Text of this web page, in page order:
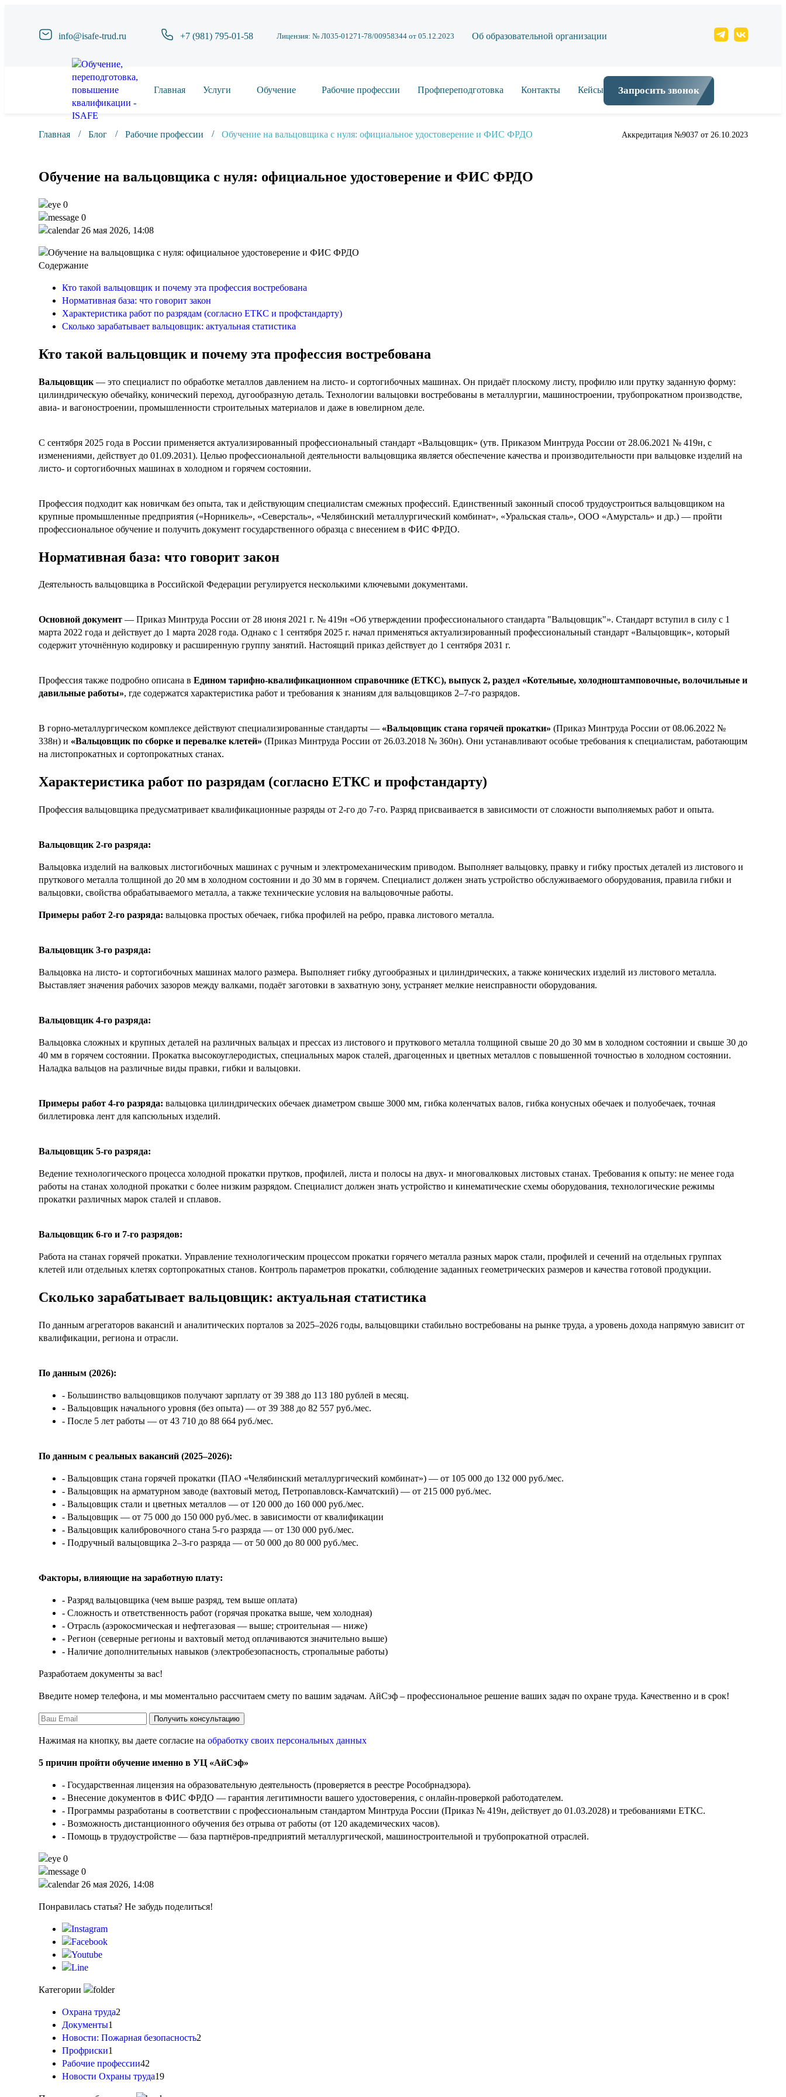
info@isafe-trud.ru +7 (981) 795-01-58 Лицензия: № Л035-01271-78/00958344 от 05.12.2023 Об образовательной организации
Главная Услуги Обучение Рабочие профессии Профпереподготовка Контакты Кейсы Запросить звонок
Главная Блог Рабочие профессии Обучение на вальцовщика с нуля: официальное удостоверение и ФИС ФРДО Аккредитация №9037 от 26.10.2023
Обучение на вальцовщика с нуля: официальное удостоверение и ФИС ФРДО
0
0
26 мая 2026, 14:08
Содержание
Кто такой вальцовщик и почему эта профессия востребована
Нормативная база: что говорит закон
Характеристика работ по разрядам (согласно ЕТКС и профстандарту)
Сколько зарабатывает вальцовщик: актуальная статистика
Кто такой вальцовщик и почему эта профессия востребована
Вальцовщик— это специалист по обработке металлов давлением на листо- и сортогибочных машинах. Он придаёт плоскому листу, профилю или прутку заданную форму:
цилиндрическую обечайку, конический переход, дугообразную деталь. Технологии вальцовки востребованы в металлургии, машиностроении, трубопрокатном производстве,
авиа- и вагоностроении, промышленности строительных материалов и даже в ювелирном деле.
С сентября 2025 года в России применяется актуализированный профессиональный стандарт «Вальцовщик» (утв. Приказом Минтруда России от 28.06.2021 № 419н, с
изменениями, действует до 01.09.2031). Целью профессиональной деятельности вальцовщика является обеспечение качества и производительности при вальцовке изделий на
листо- и сортогибочных машинах в холодном и горячем состоянии.
Профессия подходит как новичкам без опыта, так и действующим специалистам смежных профессий. Единственный законный способ трудоустроиться вальцовщиком на
крупные промышленные предприятия («Норникель», «Северсталь», «Челябинский металлургический комбинат», «Уральская сталь», ООО «Амурсталь» и др.) — пройти
профессиональное обучение и получить документ государственного образца с внесением в ФИС ФРДО.
Нормативная база: что говорит закон
Деятельность вальцовщика в Российской Федерации регулируется несколькими ключевыми документами.
Основной документ— Приказ Минтруда России от 28 июня 2021 г. № 419н «Об утверждении профессионального стандарта "Вальцовщик"». Стандарт вступил в силу с 1
марта 2022 года и действует до 1 марта 2028 года. Однако с 1 сентября 2025 г. начал применяться актуализированный профессиональный стандарт «Вальцовщик», который
содержит уточнённую кодировку и расширенную группу занятий. Настоящий приказ действует до 1 сентября 2031 г.
Профессия также подробно описана в Едином тарифно-квалификационном справочнике (ЕТКС), выпуск 2, раздел «Котельные, холодноштамповочные, волочильные и
давильные работы», где содержатся характеристика работ и требования к знаниям для вальцовщиков 2–7-го разрядов.
В горно-металлургическом комплексе действуют специализированные стандарты — «Вальцовщик стана горячей прокатки» (Приказ Минтруда России от 08.06.2022 №
338н) и «Вальцовщик по сборке и перевалке клетей» (Приказ Минтруда России от 26.03.2018 № 360н). Они устанавливают особые требования к специалистам, работающим
на листопрокатных и сортопрокатных станах.
Характеристика работ по разрядам (согласно ЕТКС и профстандарту)
Профессия вальцовщика предусматривает квалификационные разряды от 2-го до 7-го. Разряд присваивается в зависимости от сложности выполняемых работ и опыта.
Вальцовщик 2-го разряда:
Вальцовка изделий на валковых листогибочных машинах с ручным и электромеханическим приводом. Выполняет вальцовку, правку и гибку простых деталей из листового и
пруткового металла толщиной до 20 мм в холодном состоянии и до 30 мм в горячем. Специалист должен знать устройство обслуживаемого оборудования, правила гибки и
вальцовки, свойства обрабатываемого металла, а также технические условия на вальцовочные работы.
Примеры работ 2-го разряда: вальцовка простых обечаек, гибка профилей на ребро, правка листового металла.
Вальцовщик 3-го разряда:
Вальцовка на листо- и сортогибочных машинах малого размера. Выполняет гибку дугообразных и цилиндрических, а также конических изделий из листового металла.
Выставляет значения рабочих зазоров между валками, подаёт заготовки в захватную зону, устраняет мелкие неисправности оборудования.
Вальцовщик 4-го разряда:
Вальцовка сложных и крупных деталей на различных вальцах и прессах из листового и пруткового металла толщиной свыше 20 до 30 мм в холодном состоянии и свыше 30 до
40 мм в горячем состоянии. Прокатка высокоуглеродистых, специальных марок сталей, драгоценных и цветных металлов с повышенной точностью в холодном состоянии.
Наладка вальцов на различные виды правки, гибки и вальцовки.
Примеры работ 4-го разряда: вальцовка цилиндрических обечаек диаметром свыше 3000 мм, гибка коленчатых валов, гибка конусных обечаек и полуобечаек, точная
биллетировка лент для капсюльных изделий.
Вальцовщик 5-го разряда:
Ведение технологического процесса холодной прокатки прутков, профилей, листа и полосы на двух- и многовалковых листовых станах. Требования к опыту: не менее года
работы на станах холодной прокатки с более низким разрядом. Специалист должен знать устройство и кинематические схемы оборудования, технологические режимы
прокатки различных марок сталей и сплавов.
Вальцовщик 6-го и 7-го разрядов:
Работа на станах горячей прокатки. Управление технологическим процессом прокатки горячего металла разных марок стали, профилей и сечений на отдельных группах
клетей или отдельных клетях сортопрокатных станов. Контроль параметров прокатки, соблюдение заданных геометрических размеров и качества готовой продукции.
Сколько зарабатывает вальцовщик: актуальная статистика
По данным агрегаторов вакансий и аналитических порталов за 2025–2026 годы, вальцовщики стабильно востребованы на рынке труда, а уровень дохода напрямую зависит от
квалификации, региона и отрасли.
По данным (2026):
- Большинство вальцовщиков получают зарплату от 39 388 до 113 180 рублей в месяц.
- Вальцовщик начального уровня (без опыта) — от 39 388 до 82 557 руб./мес.
- После 5 лет работы — от 43 710 до 88 664 руб./мес.
По данным с реальных вакансий (2025–2026):
- Вальцовщик стана горячей прокатки (ПАО «Челябинский металлургический комбинат») — от 105 000 до 132 000 руб./мес.
- Вальцовщик на арматурном заводе (вахтовый метод, Петропавловск-Камчатский) — от 215 000 руб./мес.
- Вальцовщик стали и цветных металлов — от 120 000 до 160 000 руб./мес.
- Вальцовщик — от 75 000 до 150 000 руб./мес. в зависимости от квалификации
- Вальцовщик калибровочного стана 5-го разряда — от 130 000 руб./мес.
- Подручный вальцовщика 2–3-го разряда — от 50 000 до 80 000 руб./мес.
Факторы, влияющие на заработную плату:
- Разряд вальцовщика (чем выше разряд, тем выше оплата)
- Сложность и ответственность работ (горячая прокатка выше, чем холодная)
- Отрасль (аэрокосмическая и нефтегазовая — выше; строительная — ниже)
- Регион (северные регионы и вахтовый метод оплачиваются значительно выше)
- Наличие дополнительных навыков (электробезопасность, стропальные работы)
Разработаем документы за вас!
Введите номер телефона, и мы моментально рассчитаем смету по вашим задачам. АйСэф – профессиональное решение ваших задач по охране труда. Качественно и в срок!
Получить консультацию
Нажимая на кнопку, вы даете согласие на обработку своих персональных данных
5 причин пройти обучение именно в УЦ «АйСэф»
- Государственная лицензия на образовательную деятельность (проверяется в реестре Рособрнадзора).
- Внесение документов в ФИС ФРДО — гарантия легитимности вашего удостоверения, с онлайн-проверкой работодателем.
- Программы разработаны в соответствии с профессиональным стандартом Минтруда России (Приказ № 419н, действует до 01.03.2028) и требованиями ЕТКС.
- Возможность дистанционного обучения без отрыва от работы (от 120 академических часов).
- Помощь в трудоустройстве — база партнёров-предприятий металлургической, машиностроительной и трубопрокатной отраслей.
0
0
26 мая 2026, 14:08
Понравилась статья? Не забудь поделиться!
Категории
Охрана труда2
Документы1
Новости: Пожарная безопасность2
Профриски1
Рабочие профессии42
Новости Охраны труда19